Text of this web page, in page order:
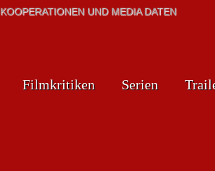
KOOPERATIONEN UND MEDIA DATEN
Filmkritiken Serien